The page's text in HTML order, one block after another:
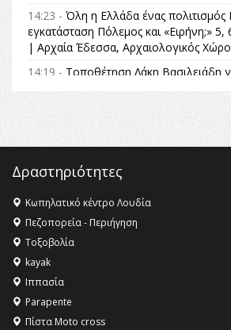
14:23 - Όλη η Ελλάδα ένας
εγκατάσταση Πόλεμος και «Ειρήνη;»
| Αρχαία Έδεσσα, Αρχαιολογικός
14:19 - Τοποθέτηση Λάκη Βασιλειάδη
Αναθεώρηση του Συντάγματος: «Σε
θεσμικές διαδικασίες υπάρχει μόνο η
στις επόμενες γενιές»
16:35 -Το πρόγραμμα του ΠΑΟΚ στον
16:27 - Όλυμπος: Εντάχθηκε στον
Κληρονομιάς της UNESCO – Ομόφωνη
Όλυμπος αναγνωρίστηκε ως φυσικό και
αγαθό εξέχουσας οικουμενικής αξίας
ανθρωπότητα
16:18 -
ΣΤΗΝ ΕΔΕΣΣΑ
Δραστηριότητες
Κωπηλατικό κέντρο Λουδία
Πεζοπορεία - Περιήγηση
Τοξοβολία
kayak
Ιππασία
Parapente
Πίστα Moto cross